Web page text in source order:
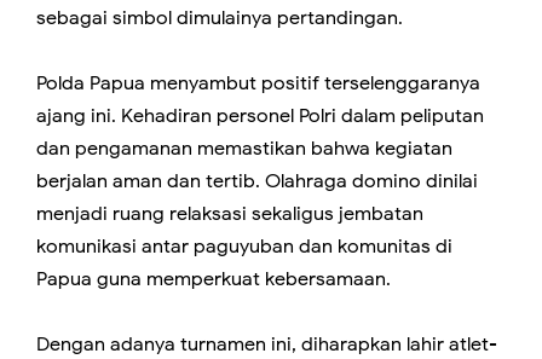
sebagai simbol dimulainya pertandingan.
Polda Papua menyambut positif terselenggaranya
ajang ini. Kehadiran personel Polri dalam peliputan
dan pengamanan memastikan bahwa kegiatan
berjalan aman dan tertib. Olahraga domino dinilai
menjadi ruang relaksasi sekaligus jembatan
komunikasi antar paguyuban dan komunitas di
Papua guna memperkuat kebersamaan.
Dengan adanya turnamen ini, diharapkan lahir atlet-